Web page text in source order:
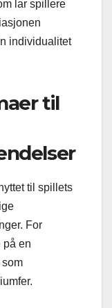
lar spillere
individualitet
til
til spillets
For
på en
som